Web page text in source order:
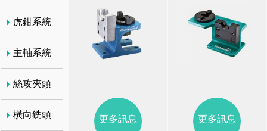
更多訊息 更多訊息
虎鉗系統
主軸系統
絲攻夾頭
橫向銑頭